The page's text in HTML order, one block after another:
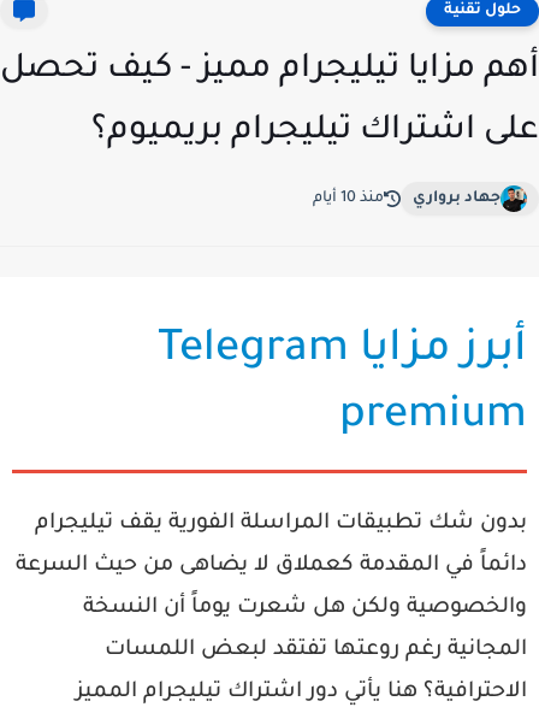
تقنية
مزايا تيليجرام مميز - كيف تحصل
اشتراك تيليجرام بريميوم؟
جهاد برواري منذ 10 أيام
أبرز مزايا Telegram
شك تطبيقات المراسلة الفورية يقف تيليجرام
في المقدمة كعملاق لا يضاهى من حيث السرعة
ولكن هل شعرت يوماً أن النسخة
رغم روعتها تفتقد لبعض اللمسات
هنا يأتي دوراشتراك تيليجرام المميز